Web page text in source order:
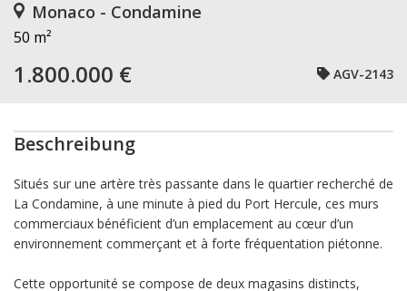
Monaco - Condamine
50 m²
1.800.000 € AGV-2143
Beschreibung
Situés sur une artère très passante dans le quartier recherché de
La Condamine, à une minute à pied du Port Hercule, ces murs
commerciaux bénéficient d’un emplacement au cœur d’un
environnement commerçant et à forte fréquentation piétonne.
Cette opportunité se compose de deux magasins distincts,